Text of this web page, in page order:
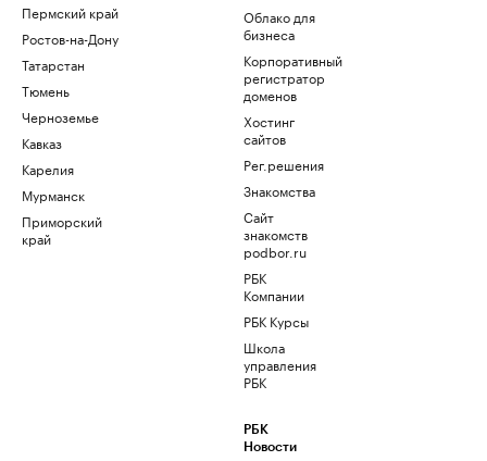
Пермский край
Ростов-на-Дону
Татарстан
Тюмень
Черноземье
Кавказ
Карелия
Мурманск
Приморский
край
Облако для
бизнеса
Корпоративный
регистратор
доменов
Хостинг
сайтов
Рег.решения
Знакомства
Сайт
знакомств
podbor.ru
РБК
Компании
РБК Курсы
Школа
управления
РБК
РБК
Новости